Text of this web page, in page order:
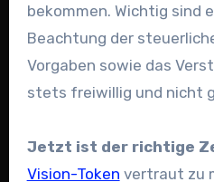
bekommen. Wichtig sind
Beachtung der
Vorgaben sowie das
stets freiwillig und nicht
Jetzt ist der richtige
Vision-Token vertraut zu